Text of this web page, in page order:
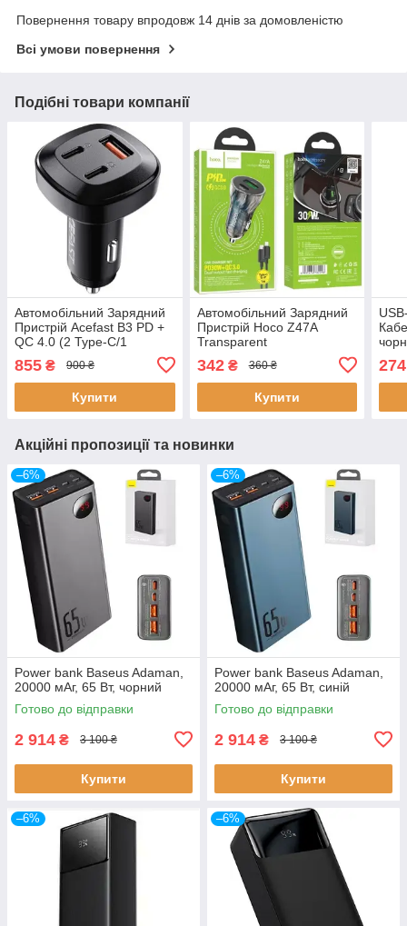
Повернення товару впродовж 14 днів за домовленістю
Всі умови повернення
Подібні товари компанії
Автомобільний Зарядний
Пристрій Acefast B3 PD +
QC 4.0 (2 Type-C/1
855 ₴ 900 ₴
Купити
Автомобільний Зарядний
Пристрій Hoco Z47A
Transparent
1USB/18W/QC3.0 + 1Type-
C/30W/PD + (Type-C -
Lightning) (Прозорий
342₴ 360 ₴
Купити
Акційні пропозиції та новинки
–6%
Power bank Baseus Adaman,
20000 мАг, 65 Вт, чорний
Готово до відправки
2 914 ₴ 3 100 ₴
Купити
–6%
Power bank Baseus Adaman,
20000 мАг, 65 Вт, синій
Готово до відправки
2 914 ₴ 3 100 ₴
Купити
–6% –6%